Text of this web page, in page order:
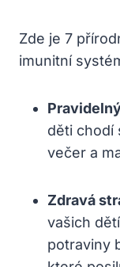
Zde je 7
imunitní
děti chodí
večer a
Zdravá
vašich
potraviny